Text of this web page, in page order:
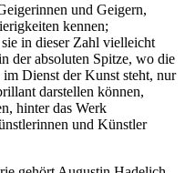
und Geigern,
kennen;
in dieser Zahl vielleicht
der absoluten Spitze, wo die
Dienst der Kunst steht, nur
darstellen können,
hinter das Werk
und Künstler